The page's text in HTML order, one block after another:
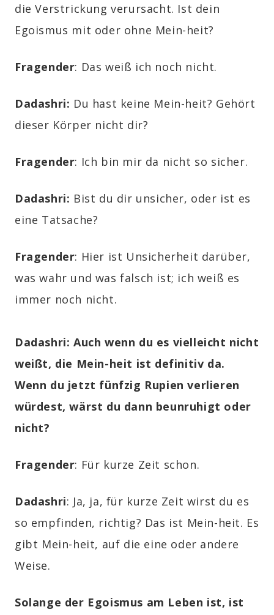
die Verstrickung verursacht. Ist dein
Egoismus mit oder ohne Mein-heit?
Fragender: Das weiß ich noch nicht.
Dadashri: Du hast keine Mein-heit? Gehört
dieser Körper nicht dir?
Fragender: Ich bin mir da nicht so sicher.
Dadashri: Bist du dir unsicher, oder ist es
eine Tatsache?
Fragender: Hier ist Unsicherheit darüber,
was wahr und was falsch ist; ich weiß es
immer noch nicht.
Dadashri: Auch wenn du es vielleicht nicht
weißt, die Mein-heit ist definitiv da.
Wenn du jetzt fünfzig Rupien verlieren
würdest, wärst du dann beunruhigt oder
nicht?
Fragender: Für kurze Zeit schon.
Dadashri: Ja, ja, für kurze Zeit wirst du es
so empfinden, richtig? Das ist Mein-heit. Es
gibt Mein-heit, auf die eine oder andere
Weise.
Solange der Egoismus am Leben ist, ist